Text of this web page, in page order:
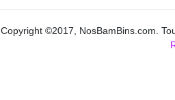
Copyright ©2017, NosBamBins.com.